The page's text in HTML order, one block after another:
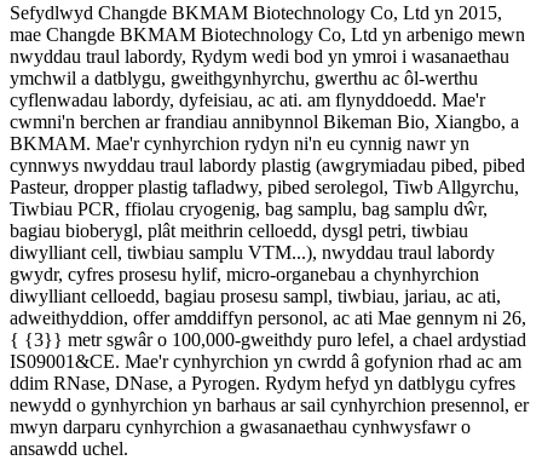
Sefydlwyd Changde BKMAM Biotechnology Co, Ltd yn 2015,
mae Changde BKMAM Biotechnology Co, Ltd yn arbenigo mewn
nwyddau traul labordy, Rydym wedi bod yn ymroi i wasanaethau
ymchwil a datblygu, gweithgynhyrchu, gwerthu ac ôl-werthu
cyflenwadau labordy, dyfeisiau, ac ati. am flynyddoedd. Mae'r
cwmni'n berchen ar frandiau annibynnol Bikeman Bio, Xiangbo, a
BKMAM. Mae'r cynhyrchion rydyn ni'n eu cynnig nawr yn
cynnwys nwyddau traul labordy plastig (awgrymiadau pibed, pibed
Pasteur, dropper plastig tafladwy, pibed serolegol, Tiwb Allgyrchu,
Tiwbiau PCR, ffiolau cryogenig, bag samplu, bag samplu dŵr,
bagiau bioberygl, plât meithrin celloedd, dysgl petri, tiwbiau
diwylliant cell, tiwbiau samplu VTM...), nwyddau traul labordy
gwydr, cyfres prosesu hylif, micro-organebau a chynhyrchion
diwylliant celloedd, bagiau prosesu sampl, tiwbiau, jariau, ac ati,
adweithyddion, offer amddiffyn personol, ac ati Mae gennym ni 26,
{ {3}} metr sgwâr o 100,000-gweithdy puro lefel, a chael ardystiad
IS09001&CE. Mae'r cynhyrchion yn cwrdd â gofynion rhad ac am
ddim RNase, DNase, a Pyrogen. Rydym hefyd yn datblygu cyfres
newydd o gynhyrchion yn barhaus ar sail cynhyrchion presennol, er
mwyn darparu cynhyrchion a gwasanaethau cynhwysfawr o
ansawdd uchel.